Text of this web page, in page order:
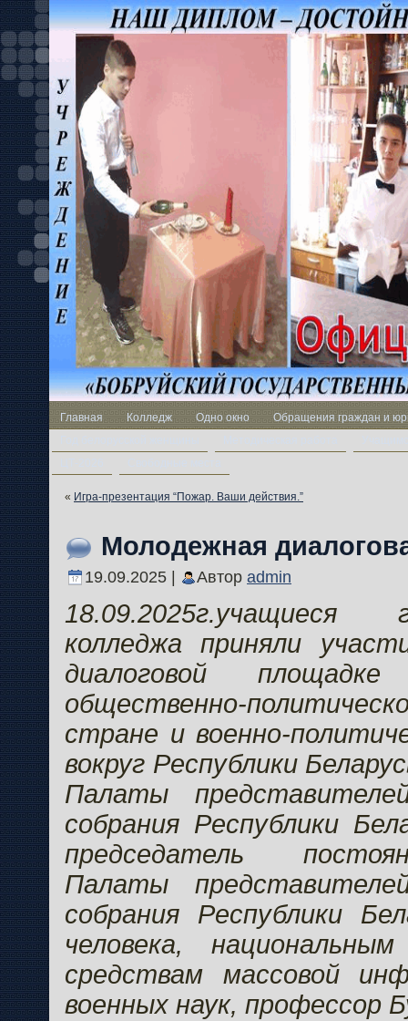
Главная Колледж Одно окно
Обращения граждан и
« Игра-презентация “Пожар. Ваши действия.”
Молодежная
19.09.2025 | Автор admin
колледжа приняли
диалоговой
общественно-
стране и военно-
вокруг Республики
Палаты
собрания Республики
председатель
Палаты
собрания Республики
человека,
средствам массовой
военных наук, профессор